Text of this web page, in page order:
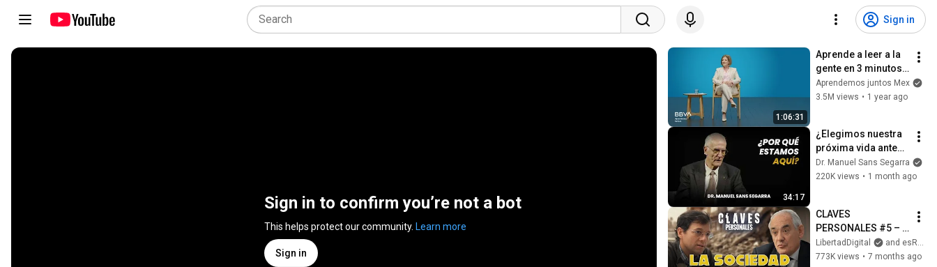
Sign in
Sign in to confirm you’re not a bot
This helps protect our community. Learn more
Sign in
1:06:31
Aprende a leer a la
gente en 3 minutos |
Bárbara Tijerina,
experta en
Aprendemos juntos Mex
3.5M views • 1 year ago
34:17
¿Elegimos nuestra
próxima vida antes
de nacer? | Dr.
Manuel Sans
Dr. Manuel Sans Segarra
220K views • 1 month ago
CLAVES
PERSONALES #5 –
José Cabrera |
“‘Hombres débiles,
LibertadDigital
and esRadio
773K views • 7 months ago